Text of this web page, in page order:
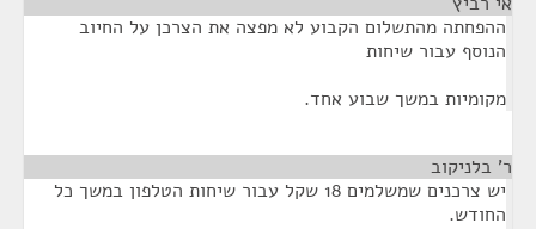
ההפחתה מהתשלום הקבוע לא מפצה את הצרכן על החיוב
הנוסף עבור שיחות
מקומיות במשך שבוע אחד.
ר' בלניקוב
יש צרכנים שמשלמים 18 שקל עבור שיחות הטלפון במשך כל
החודש.